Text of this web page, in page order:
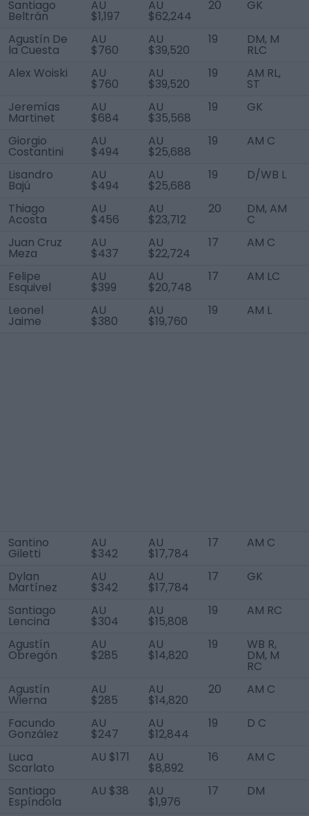
Santiago
Beltrán
AU
$1,197
AU
$62,244
20 GK
Agustín De
la Cuesta
AU
$760
AU
$39,520
19 DM, M
RLC
Alex Woiski
AU
$760
AU
$39,520
19 AM RL,
ST
Jeremías
Martinet
AU
$684
AU
$35,568
19 GK
Giorgio
Costantini
AU
$494
AU
$25,688
19 AM C
Lisandro
Bajú
AU
$494
AU
$25,688
19 D/WB L
Thiago
Acosta
AU
$456
AU
$23,712
20 DM, AM
C
Juan Cruz
Meza
AU
$437
AU
$22,724
17 AM C
Felipe
Esquivel
AU
$399
AU
$20,748
17 AM LC
Leonel
Jaime
AU
$380
AU
$19,760
19 AM L
Santino
Giletti
AU
$342
AU
$17,784
17 AM C
Dylan
Martínez
AU
$342
AU
$17,784
17 GK
Santiago
Lencina
AU
$304
AU
$15,808
19 AM RC
Agustín
Obregón
AU
$285
AU
$14,820
19 WB R,
DM, M
RC
Agustín
Wierna
AU
$285
AU
$14,820
20 AM C
Facundo
González
AU
$247
AU
$12,844
19 D C
Luca
Scarlato
AU $171 AU
$8,892
16 AM C
Santiago
Espíndola
AU $38 AU
$1,976
17 DM